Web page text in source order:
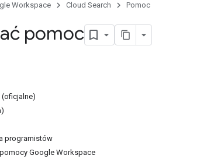
Workspace Cloud Search Pomoc
pomoc
(oficjalne)
programistów
pomocy Google Workspace